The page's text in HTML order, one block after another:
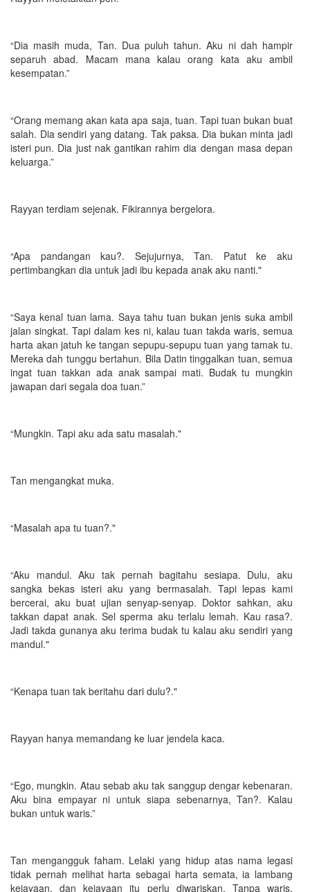
“Dia masih muda, Tan. Dua puluh tahun. Aku ni dah hampir
separuh abad. Macam mana kalau orang kata aku ambil
kesempatan.”
“Orang memang akan kata apa saja, tuan. Tapi tuan bukan buat
salah. Dia sendiri yang datang. Tak paksa. Dia bukan minta jadi
isteri pun. Dia just nak gantikan rahim dia dengan masa depan
keluarga.”
Rayyan terdiam sejenak. Fikirannya bergelora.
“Apa pandangan kau?. Sejujurnya, Tan. Patut ke aku
pertimbangkan dia untuk jadi ibu kepada anak aku nanti."
“Saya kenal tuan lama. Saya tahu tuan bukan jenis suka ambil
jalan singkat. Tapi dalam kes ni, kalau tuan takda waris, semua
harta akan jatuh ke tangan sepupu-sepupu tuan yang tamak tu.
Mereka dah tunggu bertahun. Bila Datin tinggalkan tuan, semua
ingat tuan takkan ada anak sampai mati. Budak tu mungkin
jawapan dari segala doa tuan.”
“Mungkin. Tapi aku ada satu masalah."
Tan mengangkat muka.
“Masalah apa tu tuan?."
“Aku mandul. Aku tak pernah bagitahu sesiapa. Dulu, aku
sangka bekas isteri aku yang bermasalah. Tapi lepas kami
bercerai, aku buat ujian senyap-senyap. Doktor sahkan, aku
takkan dapat anak. Sel sperma aku terlalu lemah. Kau rasa?.
Jadi takda gunanya aku terima budak tu kalau aku sendiri yang
mandul."
“Kenapa tuan tak beritahu dari dulu?."
Rayyan hanya memandang ke luar jendela kaca.
“Ego, mungkin. Atau sebab aku tak sanggup dengar kebenaran.
Aku bina empayar ni untuk siapa sebenarnya, Tan?. Kalau
bukan untuk waris.”
Tan mengangguk faham. Lelaki yang hidup atas nama legasi
tidak pernah melihat harta sebagai harta semata, ia lambang
kejayaan, dan kejayaan itu perlu diwariskan. Tanpa waris,